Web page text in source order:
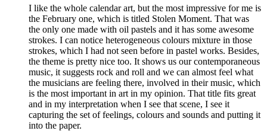
I like the whole calendar art, but the most impressive for me is
the February one, which is titled Stolen Moment. That was
the only one made with oil pastels and it has some awesome
strokes. I can notice heterogeneous colours mixture in those
strokes, which I had not seen before in pastel works. Besides,
the theme is pretty nice too. It shows us our contemporaneous
music, it suggests rock and roll and we can almost feel what
the musicians are feeling there, involved in their music, which
is the most important in art in my opinion. That title fits great
and in my interpretation when I see that scene, I see it
capturing the set of feelings, colours and sounds and putting it
into the paper.